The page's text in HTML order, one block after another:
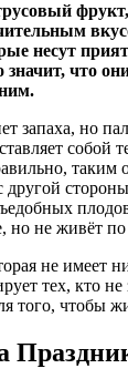
несут
значит, что
запаха, но
собой
таким
другой
но не живёт по
не имеет
тех, кто
того, чтобы